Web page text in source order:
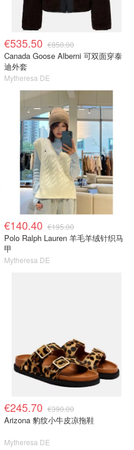
€535.50 €850.00
Canada Goose Alberni 可双面穿泰
迪外套
Mytheresa DE
€140.40 €195.00
Polo Ralph Lauren 羊毛羊绒针织马
甲
Mytheresa DE
€245.70 €390.00
Arizona 豹纹小牛皮凉拖鞋
Mytheresa DE